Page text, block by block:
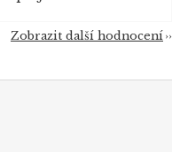
Zobrazit další hodnocení